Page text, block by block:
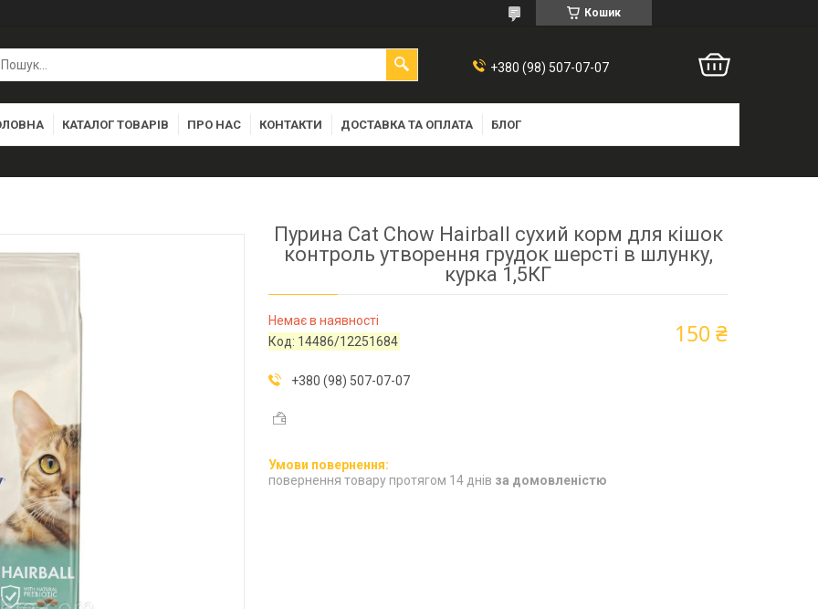
Кошик
+380 (98) 507-07-07
КАТАЛОГ ТОВАРІВ ПРО НАС КОНТАКТИ ДОСТАВКА ТА ОПЛАТА БЛОГ
Пурина Cat Chow Hairball сухий корм для кішок
контроль утворення грудок шерсті в шлунку,
курка 1,5КГ
Немає в наявності
Код: 14486/12251684 150 ₴
+380 (98) 507-07-07
повернення товару протягом 14 днів за домовленістю